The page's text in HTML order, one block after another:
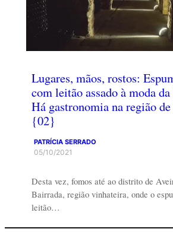
Lugares, mãos, rostos:
com leitão assado à moda
Há gastronomia na região
{02}
PATRÍCIA SERRADO
05/10/2021
Desta vez, fomos até ao distrito de
Bairrada, região vinhateira, onde o
leitão…